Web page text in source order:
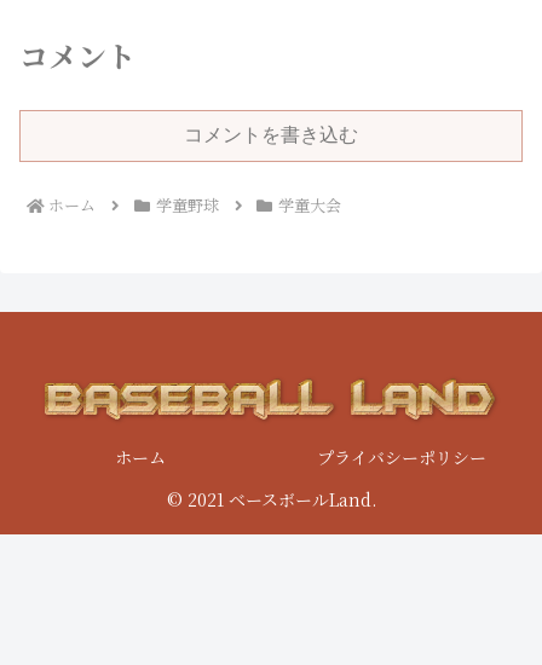
コメント
コメントを書き込む
ホーム 学童野球 学童大会
ホーム
プライバシーポリシー
© 2021 ベースボールLand.